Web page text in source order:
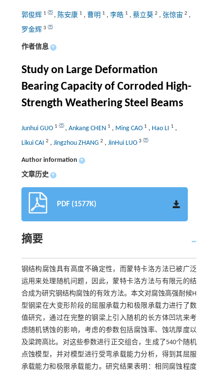
郭俊辉 1 , 陈安康 1 , 曹明 1 , 李皓 1 , 蔡立葵 2 , 张惊宙 2 ,
罗金辉 3
作者信息 +
Study on Large Deformation
Bearing Capacity of Corroded High-
Strength Weathering Steel Beams
Junhui GUO 1 , Ankang CHEN 1 , Ming CAO 1 , Hao LI 1 ,
Likui CAI 2 , Jingzhou ZHANG 2 , JinHui LUO 3
Author information +
文章历史 +
PDF (1577K)
摘要
钢结构腐蚀具有高度不确定性，而蒙特卡洛方法已被广泛
运用来处理随机问题，因此，蒙特卡洛方法与有限元的结
合成为研究钢结构腐蚀的有效方法。本文对腐蚀高强耐候H
型钢梁在大变形阶段的屈服承载力和极限承载力进行了数
值研究，通过在完整的钢梁上引入随机的长方体凹坑来考
虑随机锈蚀的影响，考虑的参数包括腐蚀率、蚀坑厚度以
及梁跨高比。对这些参数进行正交组合，生成了540个随机
点蚀模型，并对模型进行受弯承载能力分析，得到其屈服
承载能力和极限承载能力。研究结果表明：相同腐蚀程度